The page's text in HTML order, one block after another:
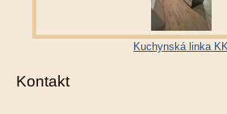
Kuchynská linka KK
Kontakt